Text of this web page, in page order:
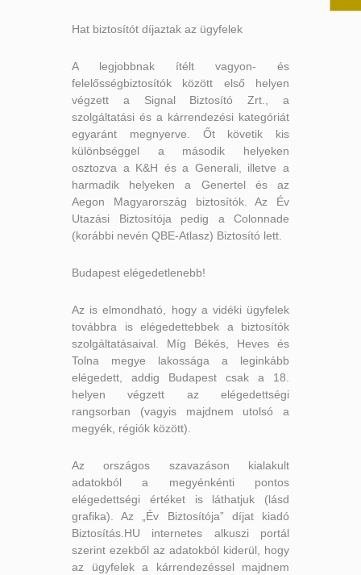
Hat biztosítót díjaztak az ügyfelek
A legjobbnak ítélt vagyon- és
felelősségbiztosítók között első helyen
végzett a Signal Biztosító Zrt., a
szolgáltatási és a kárrendezési kategóriát
egyaránt megnyerve. Őt követik kis
különbséggel a második helyeken
osztozva a K&H és a Generali, illetve a
harmadik helyeken a Genertel és az
Aegon Magyarország biztosítók. Az Év
Utazási Biztosítója pedig a Colonnade
(korábbi nevén QBE-Atlasz) Biztosító lett.
Budapest elégedetlenebb!
Az is elmondható, hogy a vidéki ügyfelek
továbbra is elégedettebbek a biztosítók
szolgáltatásaival. Míg Békés, Heves és
Tolna megye lakossága a leginkább
elégedett, addig Budapest csak a 18.
helyen végzett az elégedettségi
rangsorban (vagyis majdnem utolsó a
megyék, régiók között).
Az országos szavazáson kialakult
adatokból a megyénkénti pontos
elégedettségi értéket is láthatjuk (lásd
grafika). Az „Év Biztosítója” díjat kiadó
Biztosítás.HU internetes alkuszi portál
szerint ezekből az adatokból kiderül, hogy
az ügyfelek a kárrendezéssel majdnem